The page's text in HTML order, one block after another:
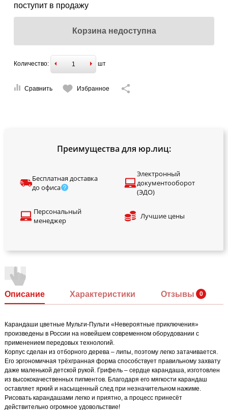
поступит в продажу
Корзина недоступна
Количество: шт
Сравнить Избранное
Преимущества для юр.лиц:
Бесплатная доставка
до офиса
Электронный
документооборот
(ЭДО)
Персональный
менеджер
Лучшие цены
Описание Характеристики Отзывы
Карандаши цветные Мульти-Пульти «Невероятные приключения»
произведены в России на новейшем современном оборудовании с
применением передовых технологий.
Корпус сделан из отборного дерева – липы, поэтому легко затачивается.
Его эргономичная трёхгранная форма способствует правильному захвату
даже маленькой детской рукой. Грифель – сердце карандаша, изготовлен
из высококачественных пигментов. Благодаря его мягкости карандаш
оставляет яркий и насыщенный след при незначительном нажиме.
Рисовать карандашами легко и приятно, а процесс принесёт
действительно огромное удовольствие!